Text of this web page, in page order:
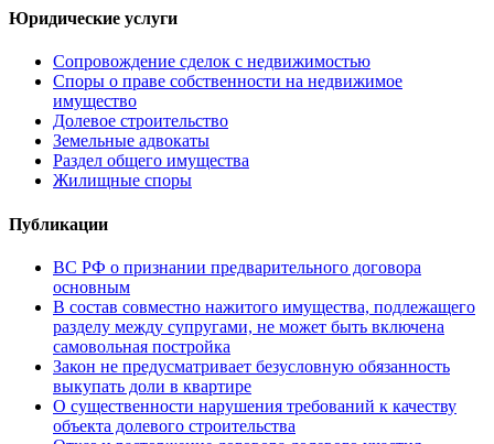
Юридические услуги
Сопровождение сделок с недвижимостью
Споры о праве собственности на недвижимое
имущество
Долевое строительство
Земельные адвокаты
Раздел общего имущества
Жилищные споры
Публикации
ВС РФ о признании предварительного договора
основным
В состав совместно нажитого имущества, подлежащего
разделу между супругами, не может быть включена
самовольная постройка
Закон не предусматривает безусловную обязанность
выкупать доли в квартире
О существенности нарушения требований к качеству
объекта долевого строительства